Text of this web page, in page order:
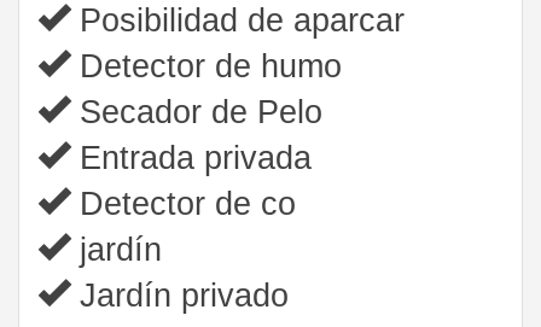
Posibilidad de aparcar
Detector de humo
Secador de Pelo
Entrada privada
Detector de co
jardín
Jardín privado